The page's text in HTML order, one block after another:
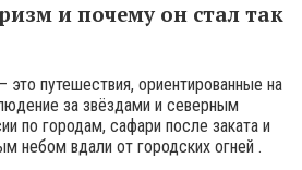
и почему он стал так
путешествия, ориентированные на
за звёздами и северным
по городам, сафари после заката и
небом вдали от городских огней .